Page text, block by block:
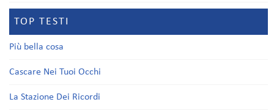
TOP TESTI
Più bella cosa
Cascare Nei Tuoi Occhi
La Stazione Dei Ricordi